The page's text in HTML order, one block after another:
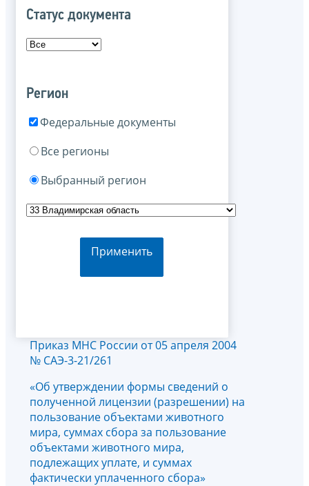
Статус документа
Регион
Федеральные документы
Все регионы
Выбранный регион
Применить
Приказ МНС России от 05 апреля 2004
№ САЭ-3-21/261
«Об утверждении формы сведений о
полученной лицензии (разрешении) на
пользование объектами животного
мира, суммах сбора за пользование
объектами животного мира,
подлежащих уплате, и суммах
фактически уплаченного сбора»